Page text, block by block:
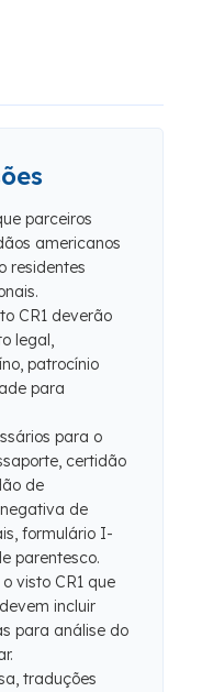
parceiros
americanos
residentes
CR1 deverão
legal,
patrocínio
para
para o
certidão
de
de
formulário I-
parentesco.
visto CR1 que
incluir
para análise do
traduções